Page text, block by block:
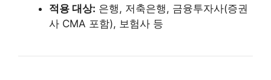
적용 대상: 은행, 저축은행, 금융투자사(증권
사 CMA 포함), 보험사 등